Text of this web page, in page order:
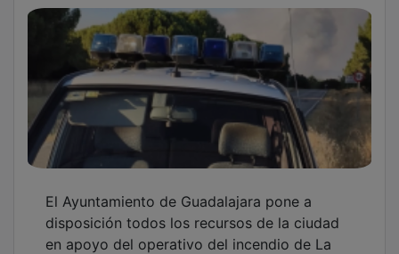
El Ayuntamiento de Guadalajara pone a
disposición todos los recursos de la ciudad
en apoyo del operativo del incendio de La